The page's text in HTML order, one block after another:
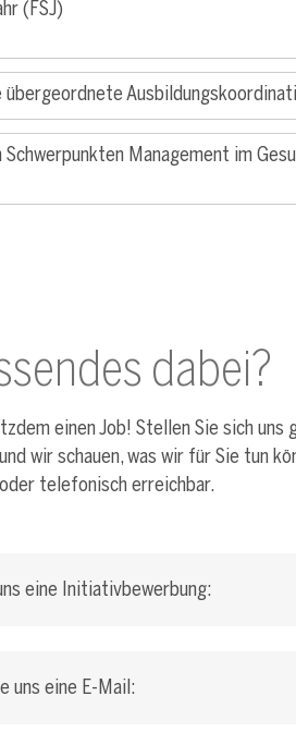
(FSJ)
Management im
dabei?
einen Job! Stellen Sie sich uns
wir schauen, was wir für Sie tun
telefonisch erreichbar.
eine Initiativbewerbung:
uns eine E-Mail: